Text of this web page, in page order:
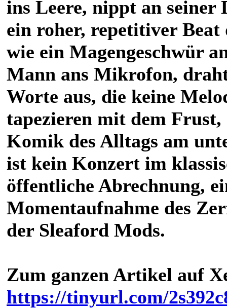
ins Leere, nippt an seiner
ein roher, repetitiver
wie ein Magengeschwür
Mann ans Mikrofon,
Worte aus, die keine
tapezieren mit dem
Komik des Alltags am
ist kein Konzert im
öffentliche Abrechnung,
Momentaufnahme des
der Sleaford Mods.
Zum ganzen Artikel auf
https://tinyurl.com/